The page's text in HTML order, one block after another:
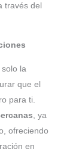
través del
solo la
que el
para ti.
, ya
ofreciendo
en